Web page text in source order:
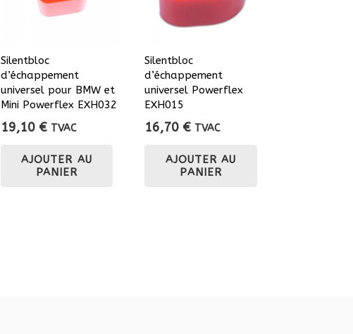
Silentbloc
d’échappement
universel pour BMW et
Mini Powerflex EXH032
19,10 € TVAC
AJOUTER AU
PANIER
Silentbloc
d’échappement
universel Powerflex
EXH015
16,70 € TVAC
AJOUTER AU
PANIER